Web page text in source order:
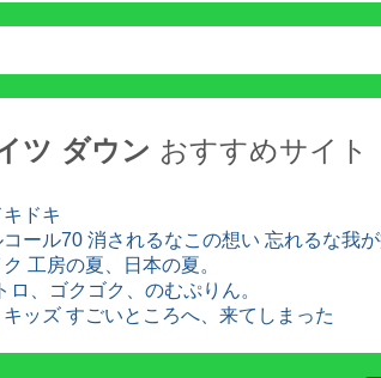
ツ ダウン おすすめサイト
ドキ
ール70 消されるなこの想い 忘れるな我
工房の夏、日本の夏。
ロ、ゴクゴク、のむぷりん。
ッズ すごいところへ、来てしまった